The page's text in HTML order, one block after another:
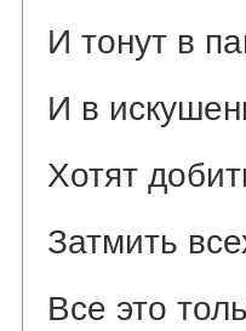
И тонут в
И в
Хотят
Затмить
Все это